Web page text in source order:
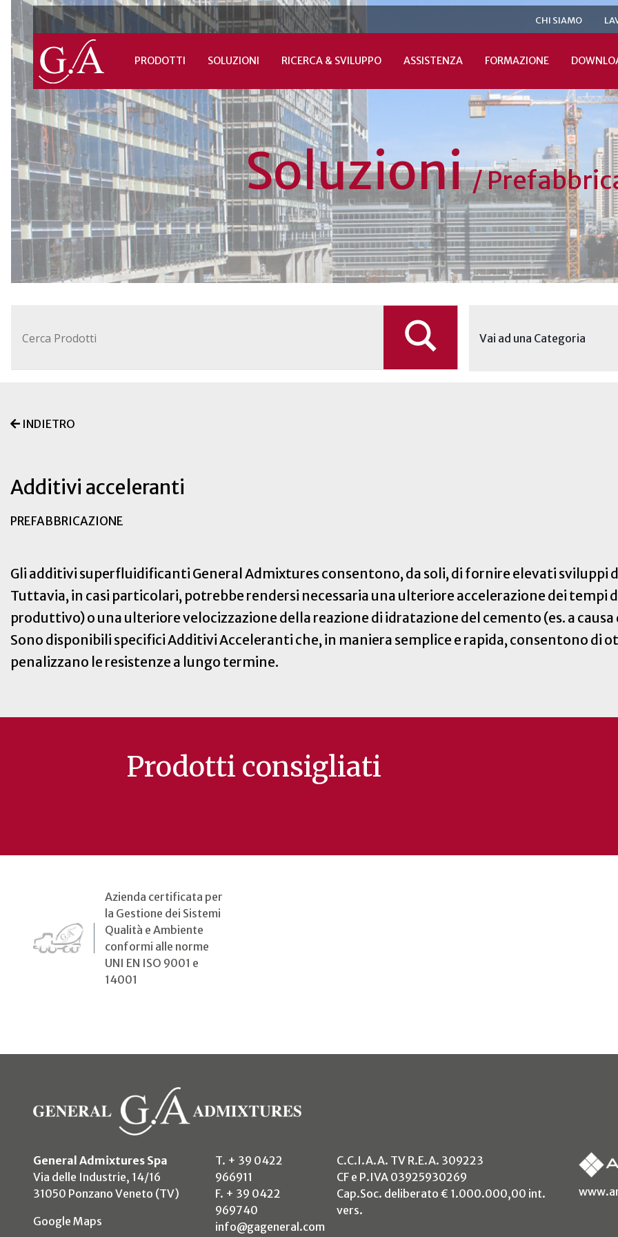
CHI SIAMO
PRODOTTI SOLUZIONI RICERCA & SVILUPPO ASSISTENZA FORMAZIONE
Soluzioni/
Vai ad una Categoria
INDIETRO
Additivi acceleranti
PREFABBRICAZIONE
Gli additivi superfluidificanti General Admixtures consentono, da soli, di fornire elevati sviluppi
Tuttavia, in casi particolari, potrebbe rendersi necessaria una ulteriore accelerazione dei tempi
produttivo) o una ulteriore velocizzazione della reazione di idratazione del cemento (es. a
Sono disponibili specifici Additivi Acceleranti che, in maniera semplice e rapida, consentono di
penalizzano le resistenze a lungo termine.
Prodotti consigliati
Azienda certificata per
la Gestione dei Sistemi
Qualità e Ambiente
conformi alle norme
UNI EN ISO 9001 e
14001
General Admixtures Spa
Via delle Industrie, 14/16
31050 Ponzano Veneto (TV)
Google Maps (si apre in un nuovo tab)
T. + 39 0422
966911
F. + 39 0422
969740
info@gageneral.com
C.C.I.A.A. TV R.E.A. 309223
CF e P.IVA 03925930269
Cap.Soc. deliberato € 1.000.000,00 int.
vers.